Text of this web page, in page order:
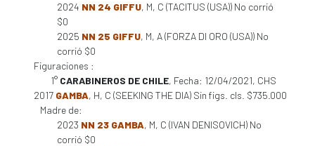
2024 NN 24 GIFFU, M, C (TACITUS (USA)) No corrió
$0
2025 NN 25 GIFFU, M, A (FORZA DI ORO (USA)) No
corrió $0
Figuraciones :
1° CARABINEROS DE CHILE, Fecha: 12/04/2021, CHS
2017 GAMBA, H, C (SEEKING THE DIA) Sin figs. cls. $735.000
Madre de:
2023 NN 23 GAMBA, M, C (IVAN DENISOVICH) No
corrió $0